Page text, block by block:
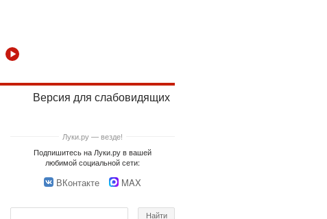
Версия для слабовидящих
Луки.ру — везде!
Подпишитесь на Луки.ру в вашей
любимой социальной сети:
ВКонтакте MAX